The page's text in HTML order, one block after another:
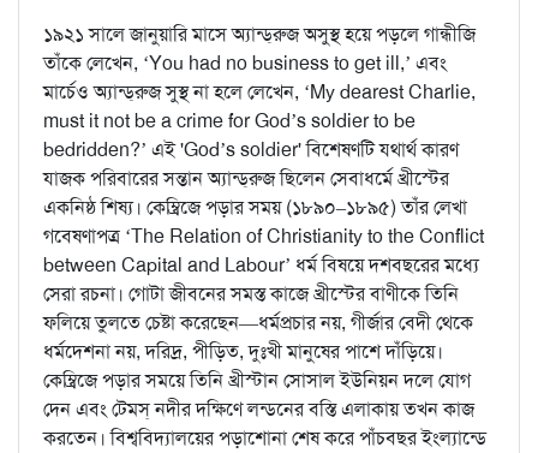
১৯২১ সালে জানুয়ারি মাসে অ্যান্ড্‌রুজ অসুস্থ হয়ে পড়লে গান্ধীজি
তাঁকে লেখেন, ‘You had no business to get ill,’ এবং
মার্চেও অ্যান্ড্‌রুজ সুস্থ না হলে লেখেন, ‘My dearest Charlie,
must it not be a crime for God’s soldier to be
bedridden?’ এই 'God’s soldier' বিশেষণটি যথার্থ কারণ
যাজক পরিবারের সন্তান অ্যান্ড্‌রুজ ছিলেন সেবাধর্মে খ্রীস্টের
একনিষ্ঠ শিষ্য। কেম্ব্রিজে পড়ার সময় (১৮৯০–১৮৯৫) তাঁর লেখা
গবেষণাপত্র ‘The Relation of Christianity to the Conflict
between Capital and Labour’ ধর্ম বিষয়ে দশবছরের মধ্যে
সেরা রচনা। গোটা জীবনের সমস্ত কাজে খ্রীস্টের বাণীকে তিনি
ফলিয়ে তুলতে চেষ্টা করেছেন—ধর্মপ্রচার নয়, গীর্জার বেদী থেকে
ধর্মদেশনা নয়, দরিদ্র, পীড়িত, দুঃখী মানুষের পাশে দাঁড়িয়ে।
কেম্ব্রিজে পড়ার সময়ে তিনি খ্রীস্টান সোসাল ইউনিয়ন দলে যোগ
দেন এবং টেমস্‌ নদীর দক্ষিণে লন্ডনের বস্তি এলাকায় তখন কাজ
করতেন। বিশ্ববিদ্যালয়ের পড়াশোনা শেষ করে পাঁচবছর ইংল্যান্ডে